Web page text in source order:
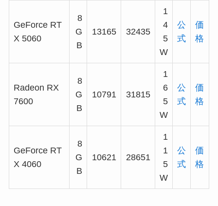
GeForce RT
X 5060
8
G
B
13165 32435
1
4
5
W
公
式
価
格
Radeon RX
7600
8
G
B
10791 31815
1
6
5
W
公
式
価
格
GeForce RT
X 4060
8
G
B
10621 28651
1
1
5
W
公
式
価
格